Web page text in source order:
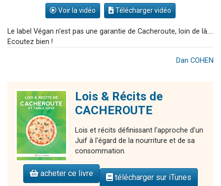
Voir la vidéo Télécharger vidéo
Le label Végan n'est pas une garantie de Cacheroute, loin de là....
Ecoutez bien !
Dan COHEN
Lois & Récits de
CACHEROUTE
Lois et récits définissant l'approche d'un
Juif à l'égard de la nourriture et de sa
consommation.
acheter ce livre télécharger sur iTunes